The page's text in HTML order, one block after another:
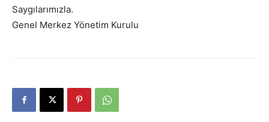
Saygılarımızla.
Genel Merkez Yönetim Kurulu